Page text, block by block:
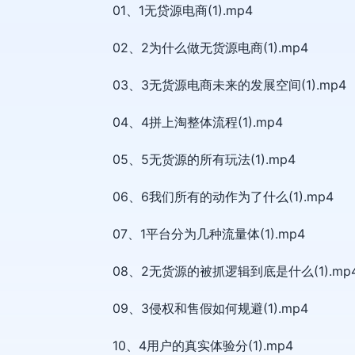
01、1无贷源电商(1).mp4
02、2为什么做无货源电商(1).mp4
03、3无货源电商未来的发展空间(1).mp4
04、4拼上淘整体流程(1).mp4
05、5无货源的所有玩法(1).mp4
06、6我们所有的动作为了什么(1).mp4
07、1平台分为几种流量体(1).mp4
08、2无货源的被抓逻辑到底是什么
09、3侵权和售假如何规避(1).mp4
10、4用户的真实体验分(1).mp4